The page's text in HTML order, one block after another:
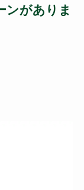
ンがありま